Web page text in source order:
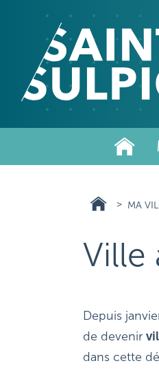
MA
Ville
Depuis
de devenir
dans cette